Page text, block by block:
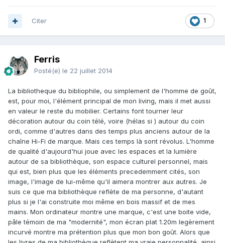
1
Citer
Ferris
Posté(e) le 22 juillet 2014
La bibliotheque du bibliophile, ou simplement de l'homme de goût,
est, pour moi, l'élément principal de mon living, mais il met aussi
en valeur le reste du mobilier. Certains font tourner leur
décoration autour du coin télé, voire (hélas si ) autour du coin
ordi, comme d'autres dans des temps plus anciens autour de la
chaîne Hi-Fi de marque. Mais ces temps là sont révolus. L'homme
de qualité d'aujourd'hui joue avec les espaces et la lumière
autour de sa bibliothèque, son espace culturel personnel, mais
qui est, bien plus que les éléments precedemment cités, son
image, l'image de lui-même qu'il aimera montrer aux autres. Je
suis ce que ma bibliothèque reflète de ma personne, d'autant
plus si je l'ai construite moi même en bois massif et de mes
mains. Mon ordinateur montre une marque, c'est une boite vide,
pâle témoin de ma "modernité", mon écran plat 1.20m legèrement
incurvé montre ma prétention plus que mon bon goût. Alors que